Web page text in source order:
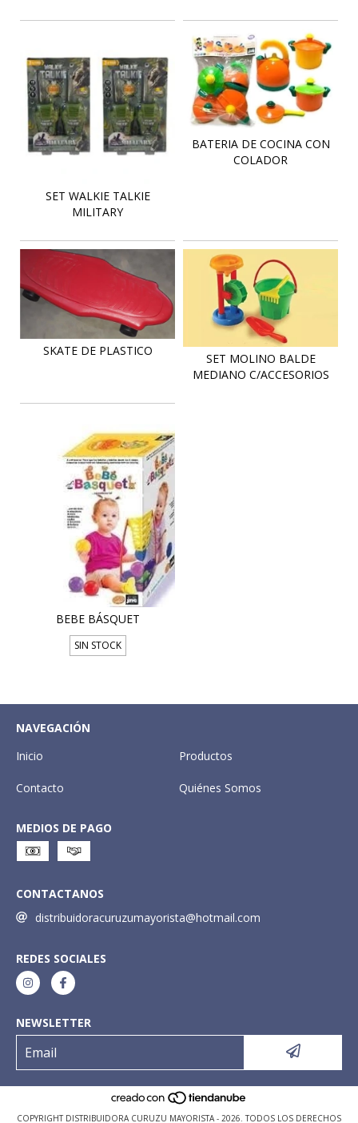
SET WALKIE TALKIE
MILITARY
BATERIA DE COCINA CON
COLADOR
SKATE DE PLASTICO
SET MOLINO BALDE
MEDIANO C/ACCESORIOS
BEBE BÁSQUET
SIN STOCK
NAVEGACIÓN
Inicio
Productos
Contacto Quiénes Somos
MEDIOS DE PAGO
CONTACTANOS
distribuidoracuruzumayorista@hotmail.com
REDES SOCIALES
NEWSLETTER
COPYRIGHT DISTRIBUIDORA CURUZU MAYORISTA - 2026. TODOS LOS DERECHOS